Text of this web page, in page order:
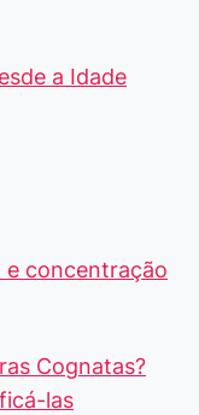
a Idade
e concentração
Cognatas?
las